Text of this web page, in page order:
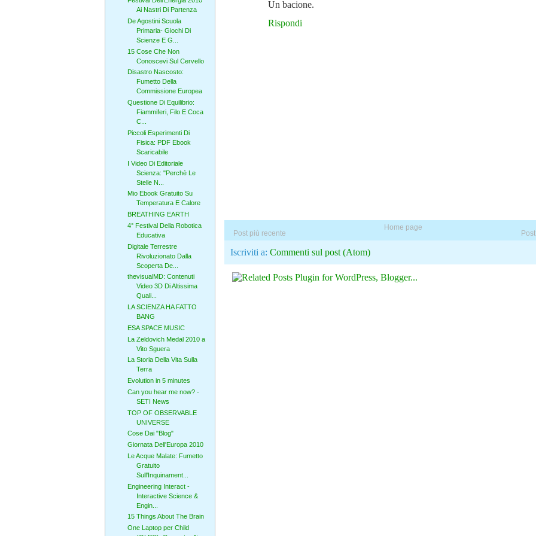
Un bacione.
Rispondi
Post più recente
Home page
Iscriviti a: Commenti sul post (Atom)
Ai Nastri Di Partenza
De Agostini Scuola
Primaria- Giochi Di
Scienze E G...
15 Cose Che Non
Conoscevi Sul Cervello
Disastro Nascosto:
Fumetto Della
Commissione Europea
Questione Di Equilibrio:
Fiammiferi, Filo E Coca
C...
Piccoli Esperimenti Di
Fisica: PDF Ebook
Scaricabile
I Video Di Editoriale
Scienza: "Perchè Le
Stelle N...
Mio Ebook Gratuito Su
Temperatura E Calore
BREATHING EARTH
4° Festival Della Robotica
Educativa
Digitale Terrestre
Rivoluzionato Dalla
Scoperta De...
thevisualMD: Contenuti
Video 3D Di Altissima
Quali...
LA SCIENZA HA FATTO
BANG
ESA SPACE MUSIC
La Zeldovich Medal 2010 a
Vito Sguera
La Storia Della Vita Sulla
Terra
Evolution in 5 minutes
Can you hear me now? -
SETI News
TOP OF OBSERVABLE
UNIVERSE
Cose Dai "Blog"
Giornata Dell'Europa 2010
Le Acque Malate: Fumetto
Gratuito
Sull'Inquinament...
Engineering Interact -
Interactive Science &
Engin...
15 Things About The Brain
One Laptop per Child